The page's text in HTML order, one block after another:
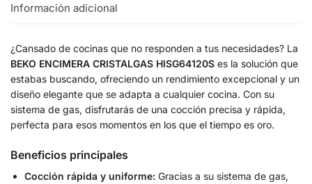
Información adicional
¿Cansado de cocinas que no responden a tus necesidades? La
BEKO ENCIMERA CRISTALGAS HISG64120S es la solución que
estabas buscando, ofreciendo un rendimiento excepcional y un
diseño elegante que se adapta a cualquier cocina. Con su
sistema de gas, disfrutarás de una cocción precisa y rápida,
perfecta para esos momentos en los que el tiempo es oro.
Beneficios principales
Cocción rápida y uniforme: Gracias a su sistema de gas,